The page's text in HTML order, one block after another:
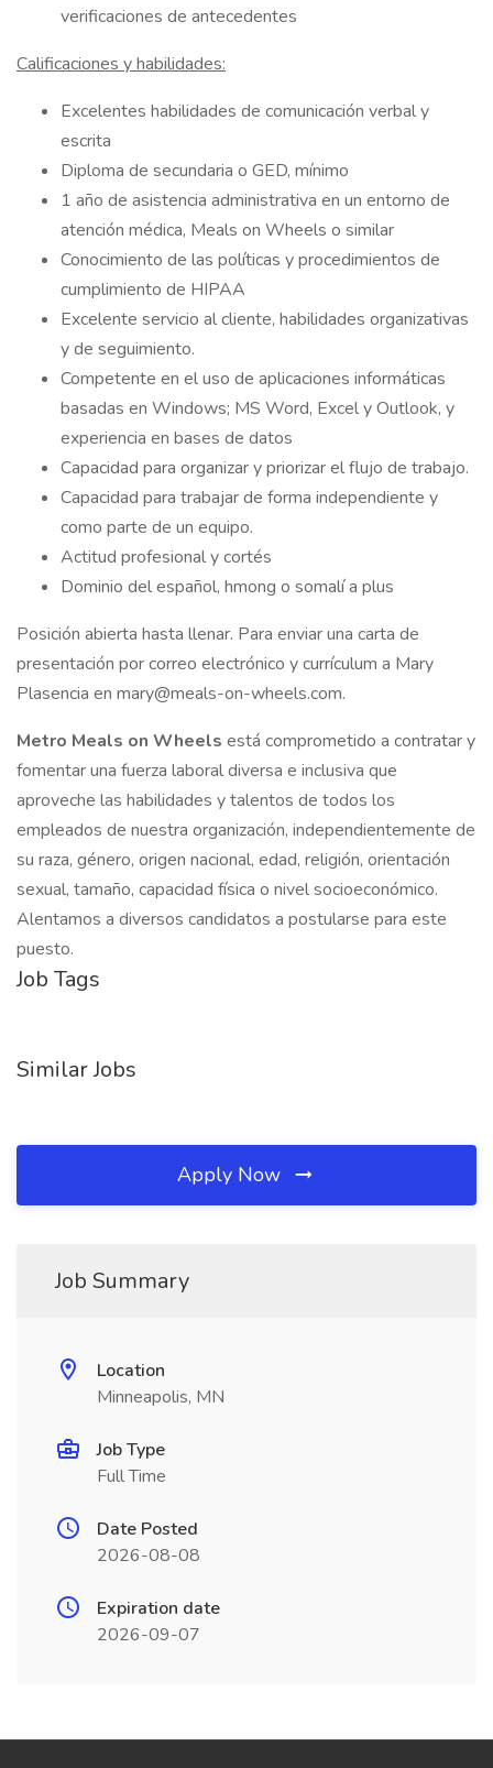
verificaciones de antecedentes
Calificaciones y habilidades:
Excelentes habilidades de comunicación verbal y
escrita
Diploma de secundaria o GED, mínimo
1 año de asistencia administrativa en un entorno de
atención médica, Meals on Wheels o similar
Conocimiento de las políticas y procedimientos de
cumplimiento de HIPAA
Excelente servicio al cliente, habilidades organizativas
y de seguimiento.
Competente en el uso de aplicaciones informáticas
basadas en Windows; MS Word, Excel y Outlook, y
experiencia en bases de datos
Capacidad para organizar y priorizar el flujo de trabajo.
Capacidad para trabajar de forma independiente y
como parte de un equipo.
Actitud profesional y cortés
Dominio del español, hmong o somalí a plus
Posición abierta hasta llenar. Para enviar una carta de
presentación por correo electrónico y currículum a Mary
Plasencia en mary@meals-on-wheels.com.
Metro Meals on Wheels está comprometido a contratar y
fomentar una fuerza laboral diversa e inclusiva que
aproveche las habilidades y talentos de todos los
empleados de nuestra organización, independientemente de
su raza, género, origen nacional, edad, religión, orientación
sexual, tamaño, capacidad física o nivel socioeconómico.
Alentamos a diversos candidatos a postularse para este
puesto.
Job Tags
Similar Jobs
Apply Now
Job Summary
Location
Minneapolis, MN
Job Type
Full Time
Date Posted
2026-08-08
Expiration date
2026-09-07